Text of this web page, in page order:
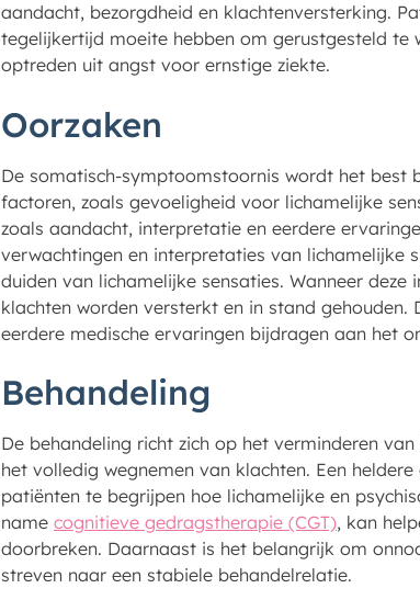
aandacht, bezorgdheid en klachtenversterking.
tegelijkertijd moeite hebben om gerustgesteld te
optreden uit angst voor ernstige ziekte.
Oorzaken
De somatisch-symptoomstoornis wordt het best
factoren, zoals gevoeligheid voor lichamelijke
zoals aandacht, interpretatie en eerdere
verwachtingen en interpretaties van lichamelijke
duiden van lichamelijke sensaties. Wanneer
klachten worden versterkt en in stand gehouden.
eerdere medische ervaringen bijdragen aan het
Behandeling
De behandeling richt zich op het verminderen
het volledig wegnemen van klachten. Een
patiënten te begrijpen hoe lichamelijke en
namecognitieve gedragstherapie (CGT), kan
doorbreken. Daarnaast is het belangrijk om
streven naar een stabiele behandelrelatie.